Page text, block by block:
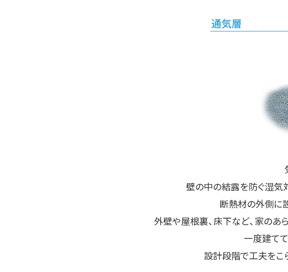
壁の中の結露を防ぐ湿気
断熱材の外側に
外壁や屋根裏、床下など、家のあ
一度建て
設計段階で工夫をこ